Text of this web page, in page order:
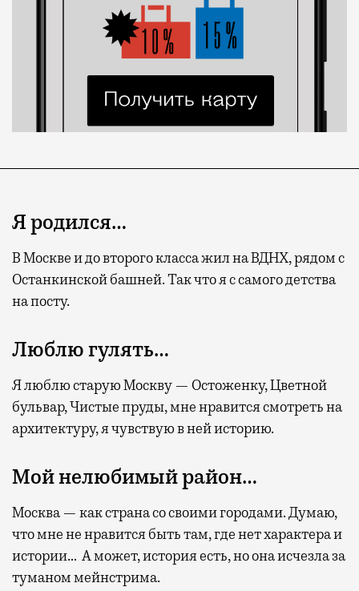
Я родился…
В Москве и до второго класса жил на ВДНХ, рядом с
Останкинской башней. Так что я с самого детства
на посту.
Люблю гулять…
Я люблю старую Москву — Остоженку, Цветной
бульвар, Чистые пруды, мне нравится смотреть на
архитектуру, я чувствую в ней историю.
Мой нелюбимый район…
Москва — как страна со своими городами. Думаю,
что мне не нравится быть там, где нет характера и
истории… А может, история есть, но она исчезла за
туманом мейнстрима.